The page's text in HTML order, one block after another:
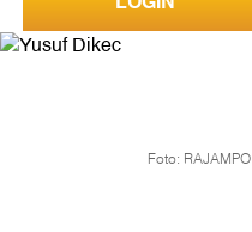
Foto: RAJAMPO